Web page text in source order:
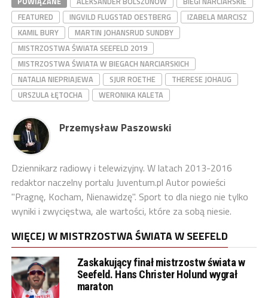
FEATURED
INGVILD FLUGSTAD OESTBERG
IZABELA MARCISZ
KAMIL BURY
MARTIN JOHANSRUD SUNDBY
MISTRZOSTWA ŚWIATA SEEFELD 2019
MISTRZOSTWA ŚWIATA W BIEGACH NARCIARSKICH
NATALIA NIEPRIAJEWA
SJUR ROETHE
THERESE JOHAUG
URSZULA ŁĘTOCHA
WERONIKA KALETA
Przemysław Paszowski
Dziennikarz radiowy i telewizyjny. W latach 2013-2016
redaktor naczelny portalu Juventum.pl Autor powieści
"Pragnę, Kocham, Nienawidzę". Sport to dla niego nie tylko
wyniki i zwycięstwa, ale wartości, które za sobą niesie.
WIĘCEJ W MISTRZOSTWA ŚWIATA W SEEFELD
Zaskakujący finał mistrzostw świata w
Seefeld. Hans Christer Holund wygrał
maraton